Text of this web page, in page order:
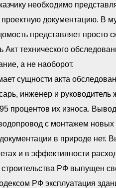
необходимо
документацию. В
представляет просто
технического
а не наоборот.
сущности акта
инженер и
процентов их износа.
с монтажем
в природе
и в эффективности
РФ выпущен
РФ эксплуатация